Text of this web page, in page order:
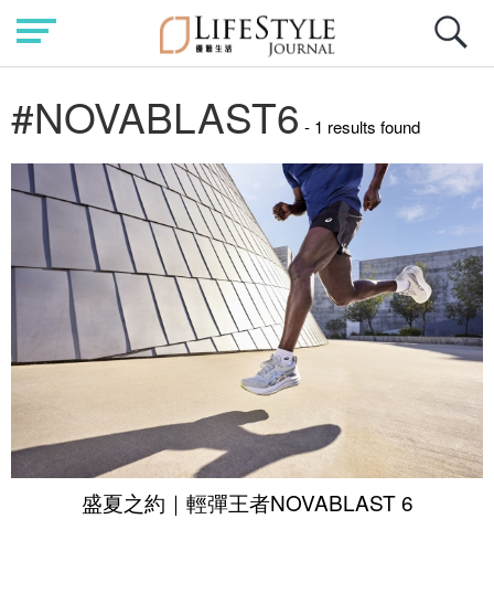
#NOVABLAST6 - 1 results found
盛夏之約｜輕彈王者NOVABLAST 6